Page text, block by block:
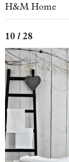
H&M Home
10 / 28